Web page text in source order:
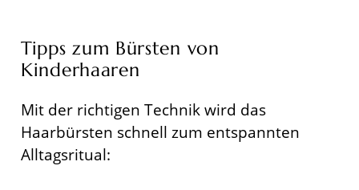
Tipps zum Bürsten von
Kinderhaaren
Mit der richtigen Technik wird das
Haarbürsten schnell zum entspannten
Alltagsritual: